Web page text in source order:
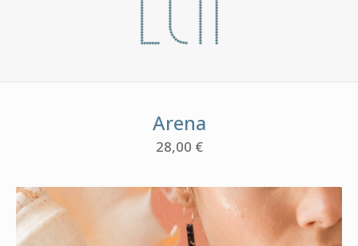
Arena
28,00 €